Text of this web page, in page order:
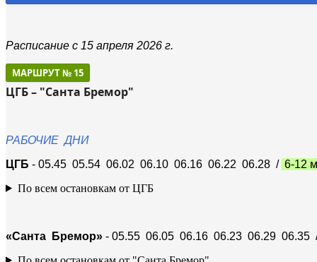
Расписание с 15 апреля 2026 г.
МАРШРУТ № 15
ЦГБ – "Санта Бремор"
РАБОЧИЕ ДНИ
ЦГБ - 05.45 05.54 06.02 06.10 06.16 06.22 06.28 / 6-12
По всем остановкам от ЦГБ
«Санта Бремор» - 05.55 06.05 06.16 06.23 06.29 06.35